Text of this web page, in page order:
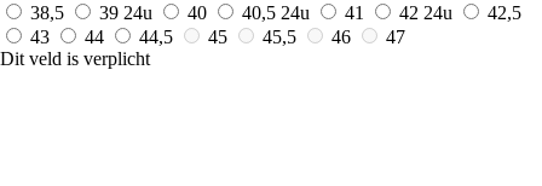
38,5
39 24u 40 40,5 24u 41 42 24u
42,5
43
44 44,5 45 45,5 46
47
Dit veld is verplicht